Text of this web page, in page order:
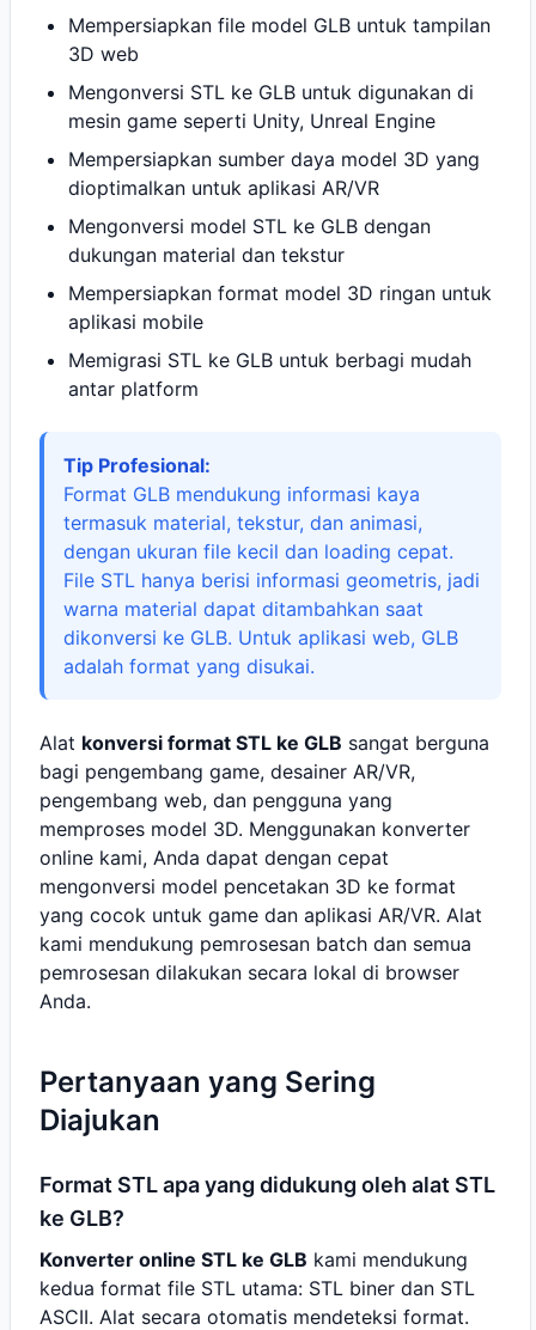
Mempersiapkan file model GLB untuk tampilan
3D web
Mengonversi STL ke GLB untuk digunakan di
mesin game seperti Unity, Unreal Engine
Mempersiapkan sumber daya model 3D yang
dioptimalkan untuk aplikasi AR/VR
Mengonversi model STL ke GLB dengan
dukungan material dan tekstur
Mempersiapkan format model 3D ringan untuk
aplikasi mobile
Memigrasi STL ke GLB untuk berbagi mudah
antar platform
Tip Profesional:
Format GLB mendukung informasi kaya
termasuk material, tekstur, dan animasi,
dengan ukuran file kecil dan loading cepat.
File STL hanya berisi informasi geometris, jadi
warna material dapat ditambahkan saat
dikonversi ke GLB. Untuk aplikasi web, GLB
adalah format yang disukai.
Alat konversi format STL ke GLB sangat berguna
bagi pengembang game, desainer AR/VR,
pengembang web, dan pengguna yang
memproses model 3D. Menggunakan konverter
online kami, Anda dapat dengan cepat
mengonversi model pencetakan 3D ke format
yang cocok untuk game dan aplikasi AR/VR. Alat
kami mendukung pemrosesan batch dan semua
pemrosesan dilakukan secara lokal di browser
Anda.
Pertanyaan yang Sering
Diajukan
Format STL apa yang didukung oleh alat STL
ke GLB?
Konverter online STL ke GLB kami mendukung
kedua format file STL utama: STL biner dan STL
ASCII. Alat secara otomatis mendeteksi format.